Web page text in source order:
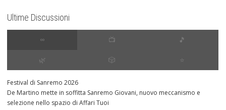
Ultime Discussioni
∞ 📺 🎵
🌿 🎲 ⭐️
Festival di Sanremo 2026
De Martino mette in soffitta Sanremo Giovani, nuovo meccanismo e
selezione nello spazio di Affari Tuoi